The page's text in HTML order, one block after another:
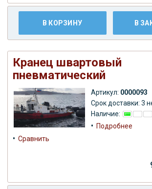
В КОРЗИНУ В
Кранец швартовый
пневматический
Артикул: 0000093
Срок доставки: 3
Наличие:
• Подробнее
• Сравнить